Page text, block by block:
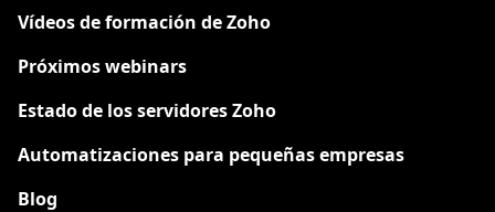
Vídeos de formación de Zoho
Próximos webinars
Estado de los servidores Zoho
Automatizaciones para pequeñas empresas
Blog